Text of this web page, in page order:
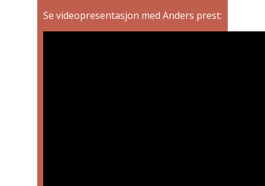
Se videopresentasjon med Anders prest: